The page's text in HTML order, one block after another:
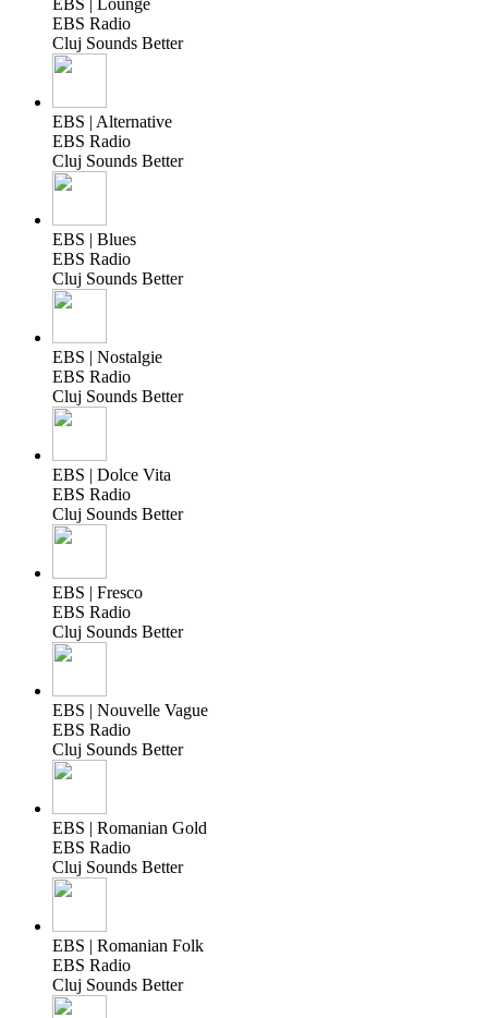
EBS Radio
Cluj Sounds Better
EBS | Alternative
EBS Radio
Cluj Sounds Better
EBS | Blues
EBS Radio
Cluj Sounds Better
EBS | Nostalgie
EBS Radio
Cluj Sounds Better
EBS | Dolce Vita
EBS Radio
Cluj Sounds Better
EBS | Fresco
EBS Radio
Cluj Sounds Better
EBS | Nouvelle Vague
EBS Radio
Cluj Sounds Better
EBS | Romanian Gold
EBS Radio
Cluj Sounds Better
EBS | Romanian Folk
EBS Radio
Cluj Sounds Better